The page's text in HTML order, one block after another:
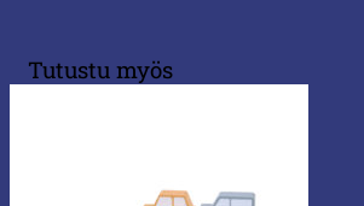
Tutustu myös